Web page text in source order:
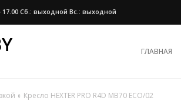
17.00 Сб.: выходной Вс.: выходной
ГЛАВНАЯ
Кресло HEXTER PRO R4D MB70 ECO/02